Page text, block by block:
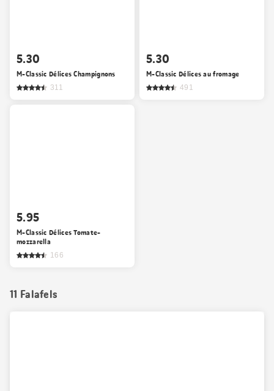
5.30
M-Classic Délices Champignons
311
5.30
M-Classic Délices au fromage
491
5.95
M-Classic Délices Tomate-
mozzarella
166
11 Falafels